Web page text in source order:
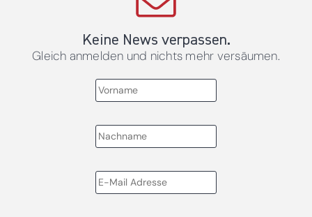
Keine News verpassen.
Gleich anmelden und nichts mehr versäumen.